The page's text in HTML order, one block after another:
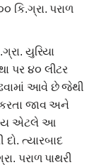
કિ.ગ્રા. પરાળ
યુરિયા
પર ૪૦ લીટર
આવે છે જેથી
જાવ અને
એટલે આ
ત્યારબાદ
પરાળ પાથરી